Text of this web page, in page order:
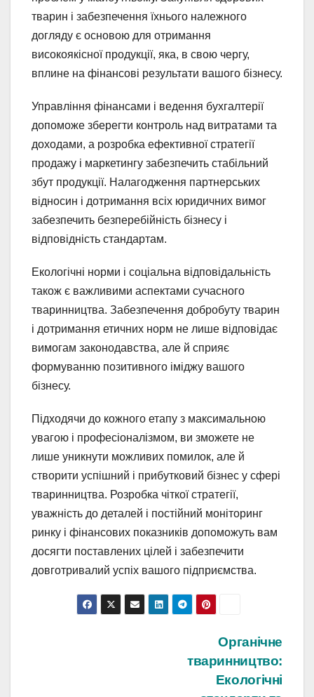
тварин і забезпечення їхнього належного
догляду є основою для отримання
високоякісної продукції, яка, в свою чергу,
вплине на фінансові результати вашого бізнесу.
Управління фінансами і ведення бухгалтерії
допоможе зберегти контроль над витратами та
доходами, а розробка ефективної стратегії
продажу і маркетингу забезпечить стабільний
збут продукції. Налагодження партнерських
відносин і дотримання всіх юридичних вимог
забезпечить безперебійність бізнесу і
відповідність стандартам.
Екологічні норми і соціальна відповідальність
також є важливими аспектами сучасного
тваринництва. Забезпечення добробуту тварин
і дотримання етичних норм не лише відповідає
вимогам законодавства, але й сприяє
формуванню позитивного іміджу вашого
бізнесу.
Підходячи до кожного етапу з максимальною
увагою і професіоналізмом, ви зможете не
лише уникнути можливих помилок, але й
створити успішний і прибутковий бізнес у сфері
тваринництва. Розробка чіткої стратегії,
уважність до деталей і постійний моніторинг
ринку і фінансових показників допоможуть вам
досягти поставлених цілей і забезпечити
довготривалий успіх вашого підприємства.
Органічне
тваринництво:
Екологічні